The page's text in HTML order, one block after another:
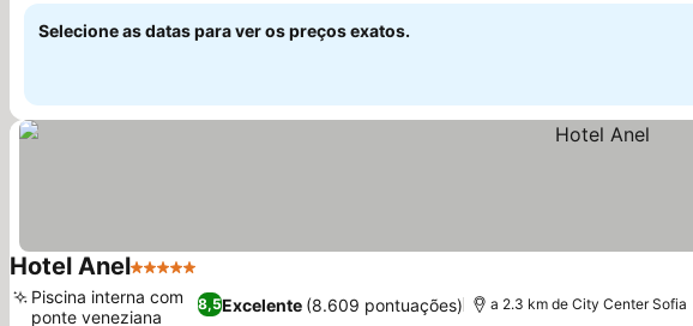
Selecione as datas para ver os preços exatos.
Hotel Anel5 Estrelas
8,5Excelente (8.609 pontuações)
Piscina interna com
ponte veneziana
a 2.3 km de City Center Sofia